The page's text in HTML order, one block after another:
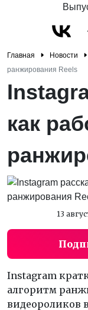
Главная Новости
ранжирования Reels
как
13
Instagram
алгоритм
видеороликов